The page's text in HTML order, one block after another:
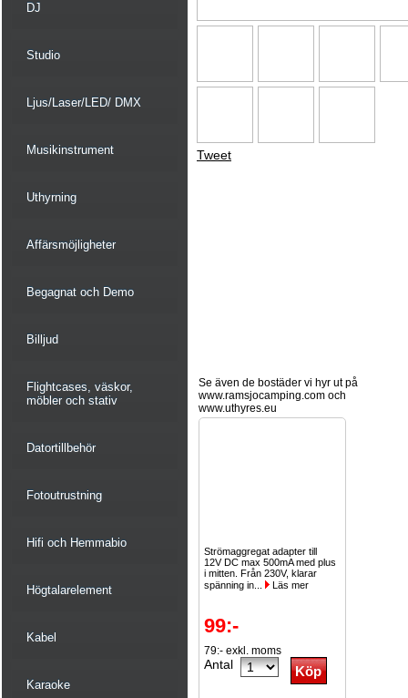
DJ
Studio
Ljus/Laser/LED/ DMX
Musikinstrument
Uthyrning
Affärsmöjligheter
Begagnat och Demo
Billjud
Flightcases, väskor,
möbler och stativ
Datortillbehör
Fotoutrustning
Hifi och Hemmabio
Högtalarelement
Kabel
Karaoke
Tweet
Se även de bostäder vi hyr ut på
www.ramsjocamping.com och
www.uthyres.eu
Strömaggregat adapter till
12V DC max 500mA med plus
i mitten. Från 230V, klarar
spänning in...
Läs mer
99:-
79:- exkl. moms
Antal